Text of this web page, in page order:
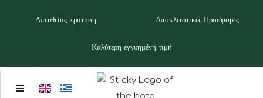
Απευθείας κράτηση Αποκλειστικές Προσφορές
Καλύτερη εγγυημένη τιμή